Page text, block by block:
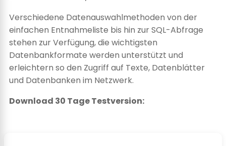
Verschiedene Datenauswahlmethoden von der
einfachen Entnahmeliste bis hin zur SQL-Abfrage
stehen zur Verfügung, die wichtigsten
Datenbankformate werden unterstützt und
erleichtern so den Zugriff auf Texte, Datenblätter
und Datenbanken im Netzwerk.
Download 30 Tage Testversion: